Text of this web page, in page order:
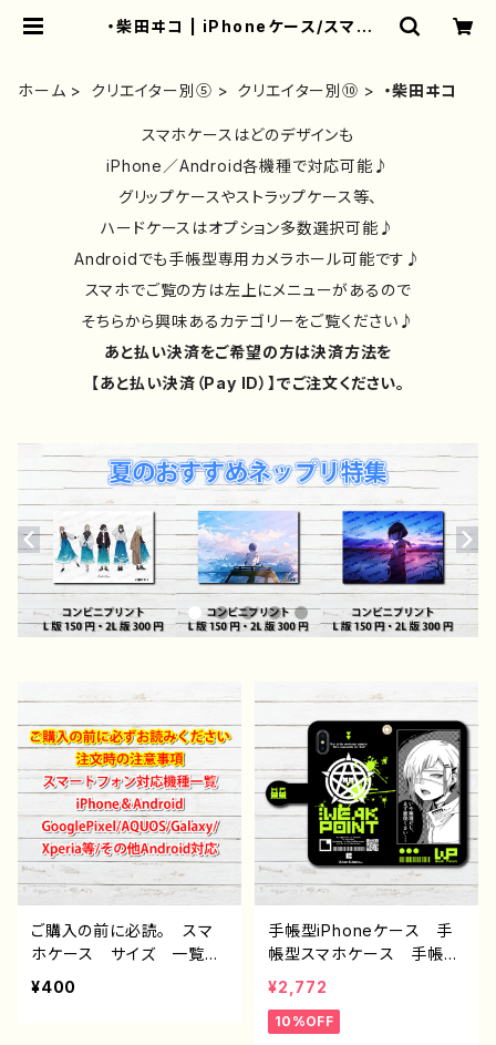
・柴田ヰコ | iPhoneケース/スマホケ
ホーム クリエイター別⑤ クリエイター別⑩ ・柴田ヰコ
スマホケースはどのデザインも
iPhone／Android各機種で対応可能♪
グリップケースやストラップケース等、
ハードケースはオプション多数選択可能♪
Androidでも手帳型専用カメラホール可能です♪
スマホでご覧の方は左上にメニューがあるので
そちらから興味あるカテゴリーをご覧ください♪
あと払い決済をご希望の方は決済方法を
【あと払い決済（Pay ID）】でご注文ください。
ご購入の前に必読。 スマ
ホケース サイズ 一覧
選び方 iPhoneケース A
¥400
手帳型iPhoneケース 手
帳型スマホケース 手帳
型 全機種対応 かっこい
い女子 クール おしゃ
れ イラスト 病みかわい
¥2,772
10%OFF